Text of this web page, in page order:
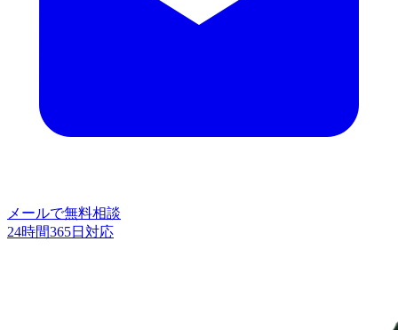
メールで無料相談
24時間365日対応